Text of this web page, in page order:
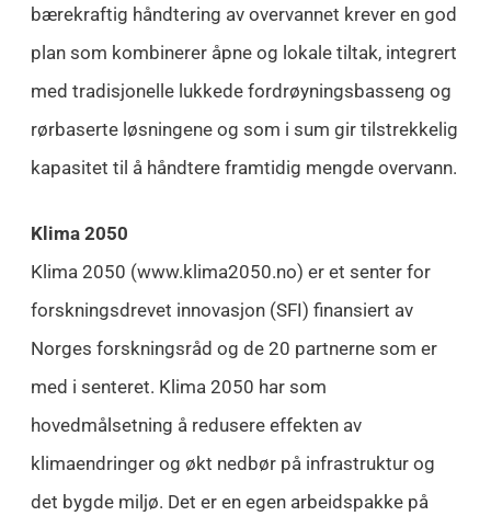
bærekraftig håndtering av overvannet krever en god
plan som kombinerer åpne og lokale tiltak, integrert
med tradisjonelle lukkede fordrøyningsbasseng og
rørbaserte løsningene og som i sum gir tilstrekkelig
kapasitet til å håndtere framtidig mengde overvann.
Klima 2050
Klima 2050 (www.klima2050.no) er et senter for
forskningsdrevet innovasjon (SFI) finansiert av
Norges forskningsråd og de 20 partnerne som er
med i senteret. Klima 2050 har som
hovedmålsetning å redusere effekten av
klimaendringer og økt nedbør på infrastruktur og
det bygde miljø. Det er en egen arbeidspakke på